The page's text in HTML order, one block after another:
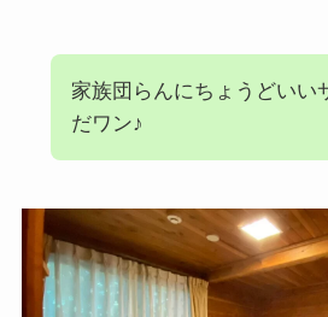
家族団らんにちょうどいい
だワン♪